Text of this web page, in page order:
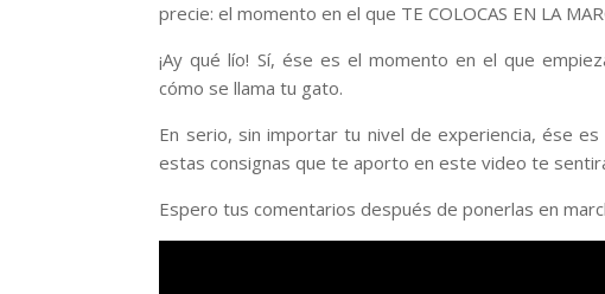
precie: el momento en el que TE COLOCAS EN LA
¡Ay qué lío! Sí, ése es el momento en el que
cómo se llama tu gato.
En serio, sin importar tu nivel de experiencia, ése
estas consignas que te aporto en este video te
Espero tus comentarios después de ponerlas en